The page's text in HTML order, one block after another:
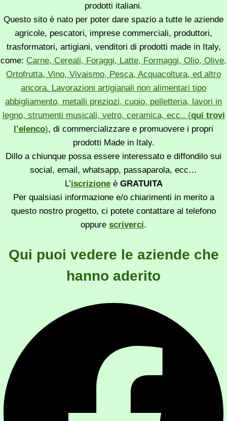
prodotti italiani.
Questo sito è nato per poter dare spazio a tutte le aziende
agricole, pescatori, imprese commerciali, produttori,
trasformatori, artigiani, venditori di prodotti made in Italy,
come: Carne, Cereali, Foraggi, Latte, Formaggi, Olio, Olive,
Ortofrutta, Vino, Vivaismo, Pesca, Acquacoltura, ed altro
ancora. Lavorazioni artigianali non alimentari tipo
abbigliamento, metalli preziozi, cuoio, pelletteria, lavori in
legno, strumenti musicali, vetro, ceramica, ecc.. (qui trovi
l’elenco), di commercializzare e promuovere i propri
prodotti Made in Italy.
Dillo a chiunque possa essere interessato e diffondilo sui
social, email, whatsapp, passaparola, ecc…
L’iscrizioneè GRATUITA
Per qualsiasi informazione e/o chiarimenti in merito a
questo nostro progetto, ci potete contattare al telefono
oppure scriverci.
Qui puoi vedere le aziende che
hanno aderito